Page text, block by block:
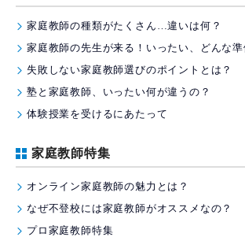
家庭教師の種類がたくさん…違いは何？
家庭教師の先生が来る！いったい、どんな準
失敗しない家庭教師選びのポイントとは？
塾と家庭教師、いったい何が違うの？
体験授業を受けるにあたって
家庭教師特集
オンライン家庭教師の魅力とは？
なぜ不登校には家庭教師がオススメなの？
プロ家庭教師特集